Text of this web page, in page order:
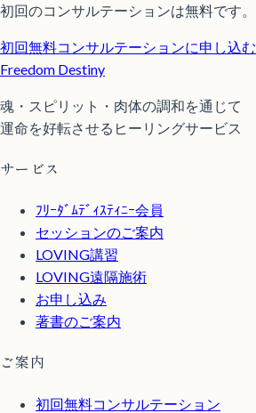
初回のコンサルテーションは無料です。
初回無料コンサルテーションに申し込む
Freedom Destiny
魂・スピリット・肉体の調和を通じて
運命を好転させるヒーリングサービス
サービス
ﾌﾘｰﾀﾞﾑﾃﾞｨｽﾃｨﾆｰ会員
セッションのご案内
LOVING講習
LOVING遠隔施術
お申し込み
著書のご案内
ご案内
初回無料コンサルテーション